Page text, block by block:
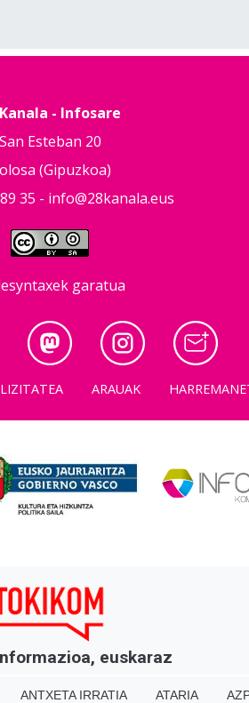
- Infosare
San Esteban 20
(Gipuzkoa)
35 - info@28kanala.eus
garatua
ARAUAK
euskaraz
ANTXETA IRRATIA ATARIA